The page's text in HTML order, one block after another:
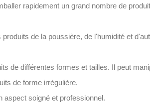
rapidement un grand nombre de
de la poussière, de l'humidité et
de différentes formes et tailles. Il peut
de forme irrégulière.
aspect soigné et professionnel.